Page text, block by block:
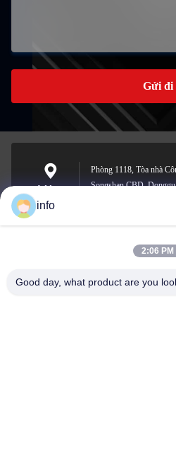
Gửi đi
Address
Phòng 1118, Tòa nhà
Songshan CBD,
info
2:06 PM
Good day, what product are you